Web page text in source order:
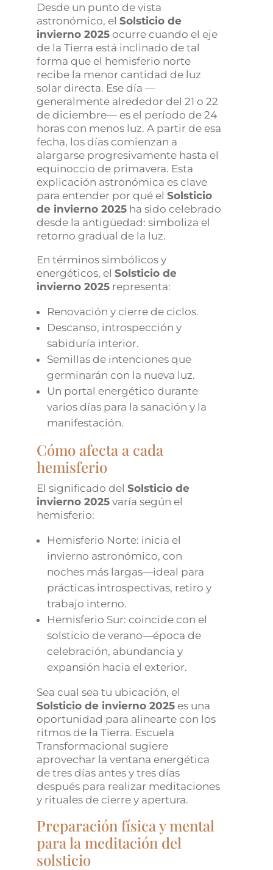
Desde un punto de vista
astronómico, elSolsticio de
invierno 2025 ocurre cuando el eje
de la Tierra está inclinado de tal
forma que el hemisferio norte
recibe la menor cantidad de luz
solar directa. Ese día —
generalmente alrededor del 21 o 22
de diciembre— es el período de 24
horas con menos luz. A partir de esa
fecha, los días comienzan a
alargarse progresivamente hasta el
equinoccio de primavera. Esta
explicación astronómica es clave
para entender por qué elSolsticio
de invierno 2025 ha sido celebrado
desde la antigüedad: simboliza el
retorno gradual de la luz.
En términos simbólicos y
energéticos, elSolsticio de
invierno 2025 representa:
Renovación y cierre de ciclos.
Descanso, introspección y
sabiduría interior.
Semillas de intenciones que
germinarán con la nueva luz.
Un portal energético durante
varios días para la sanación y la
manifestación.
Cómo afecta a cada
hemisferio
El significado delSolsticio de
invierno 2025 varía según el
hemisferio:
Hemisferio Norte: inicia el
invierno astronómico, con
noches más largas—ideal para
prácticas introspectivas, retiro y
trabajo interno.
Hemisferio Sur: coincide con el
solsticio de verano—época de
celebración, abundancia y
expansión hacia el exterior.
Sea cual sea tu ubicación, el
Solsticio de invierno 2025 es una
oportunidad para alinearte con los
ritmos de la Tierra. Escuela
Transformacional sugiere
aprovechar la ventana energética
de tres días antes y tres días
después para realizar meditaciones
y rituales de cierre y apertura.
Preparación física y mental
para la meditación del
solsticio